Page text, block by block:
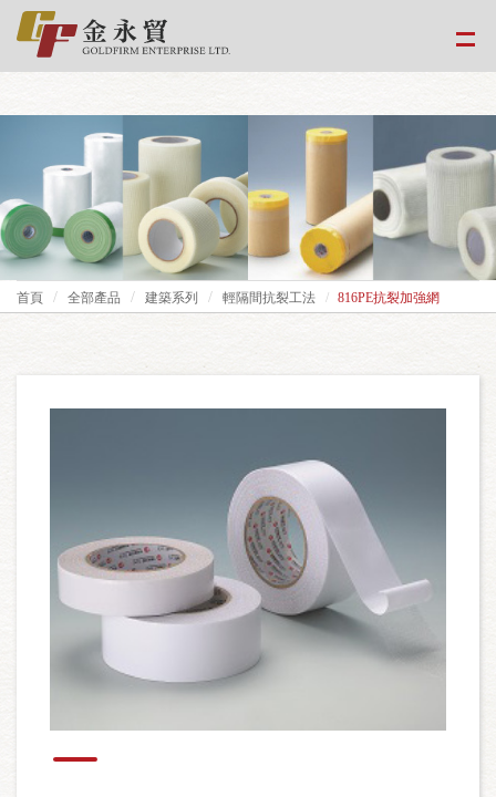
google-site-
verification=EvPoimA01gXxwXCpdefUUxzfHUTmBpMCMS46hwWJ2Xo
首頁 全部產品 建築系列 輕隔間抗裂工法 816PE抗裂加強網